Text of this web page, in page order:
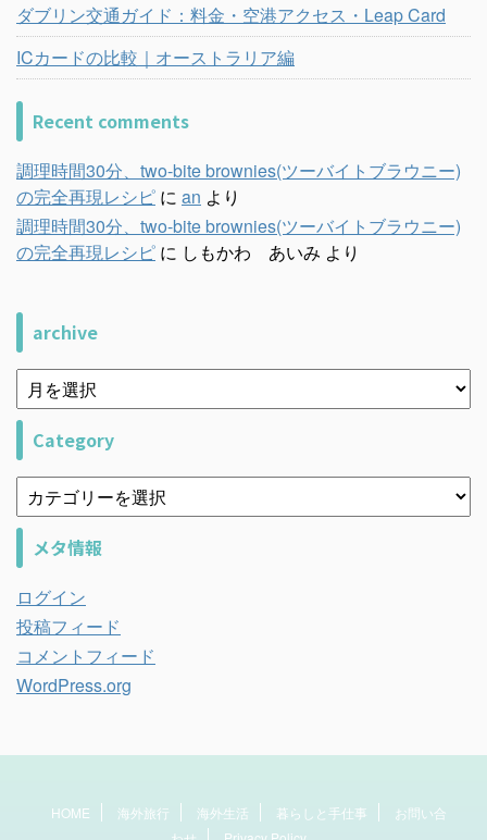
ダブリン交通ガイド：料金・空港アクセス・Leap Card
ICカードの比較｜オーストラリア編
Recent comments
調理時間30分、two-bite brownies(ツーバイトブラウニー)
の完全再現レシピ に an より
調理時間30分、two-bite brownies(ツーバイトブラウニー)
の完全再現レシピ に しもかわ あいみ より
archive
Category
メタ情報
ログイン
投稿フィード
コメントフィード
WordPress.org
HOME 海外旅行 海外生活 暮らしと手仕事
お問い合